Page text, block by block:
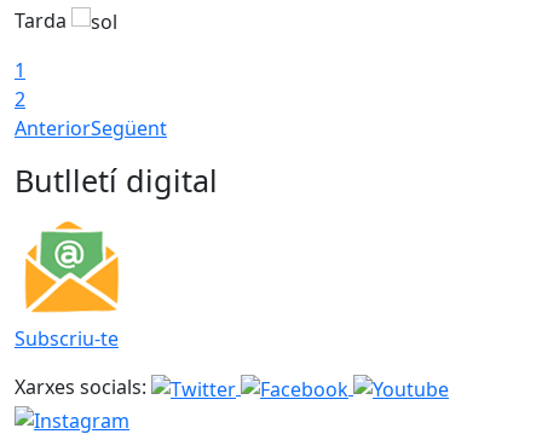
Tarda
1
2
AnteriorSegüent
Butlletí digital
Subscriu-te
Xarxes socials: